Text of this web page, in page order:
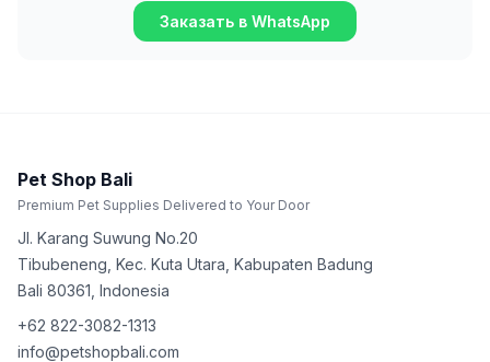
Заказать в WhatsApp
Pet Shop Bali
Premium Pet Supplies Delivered to Your Door
Jl. Karang Suwung No.20
Tibubeneng, Kec. Kuta Utara, Kabupaten Badung
Bali 80361 Indonesia
+62 822-3082-1313
info@petshopbali.com